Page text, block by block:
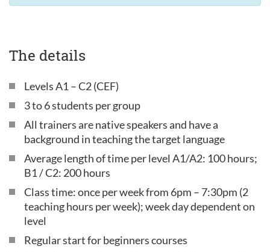
The details
Levels A1 – C2 (CEF)
3 to 6 students per group
All trainers are native speakers and have a
background in teaching the target language
Average length of time per level A1/A2: 100 hours;
B1 / C2: 200 hours
Class time: once per week from 6pm – 7:30pm (2
teaching hours per week); week day dependent on
level
Regular start for beginners courses